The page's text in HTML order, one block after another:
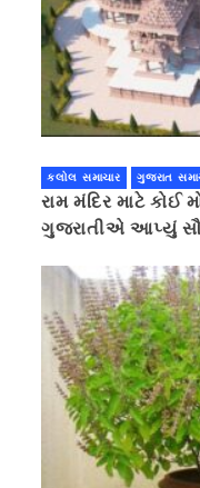
કલોલ સમાચાર ગુજરાત
રામ મંદિર માટે
ગુજરાતીએ આપ્યું